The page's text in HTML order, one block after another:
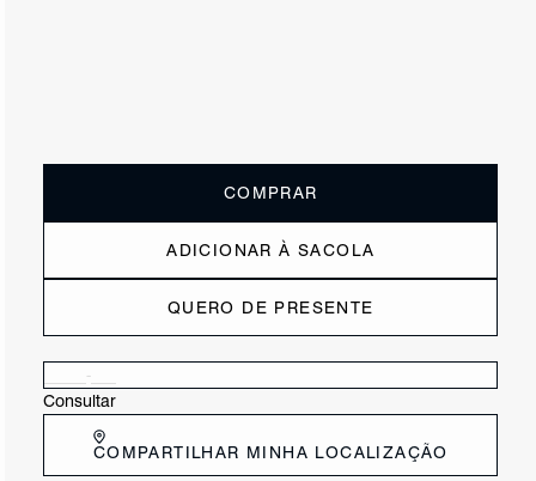
COMPRAR
ADICIONAR À SACOLA
QUERO DE PRESENTE
Consultar
COMPARTILHAR MINHA LOCALIZAÇÃO